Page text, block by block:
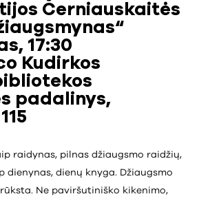
Černiauskaitės
17:30
Kudirkos
padalinys,
raidynas, pilnas džiaugsmo raidžių,
dienynas, dienų knyga. Džiaugsmo
Ne paviršutiniško kikenimo,